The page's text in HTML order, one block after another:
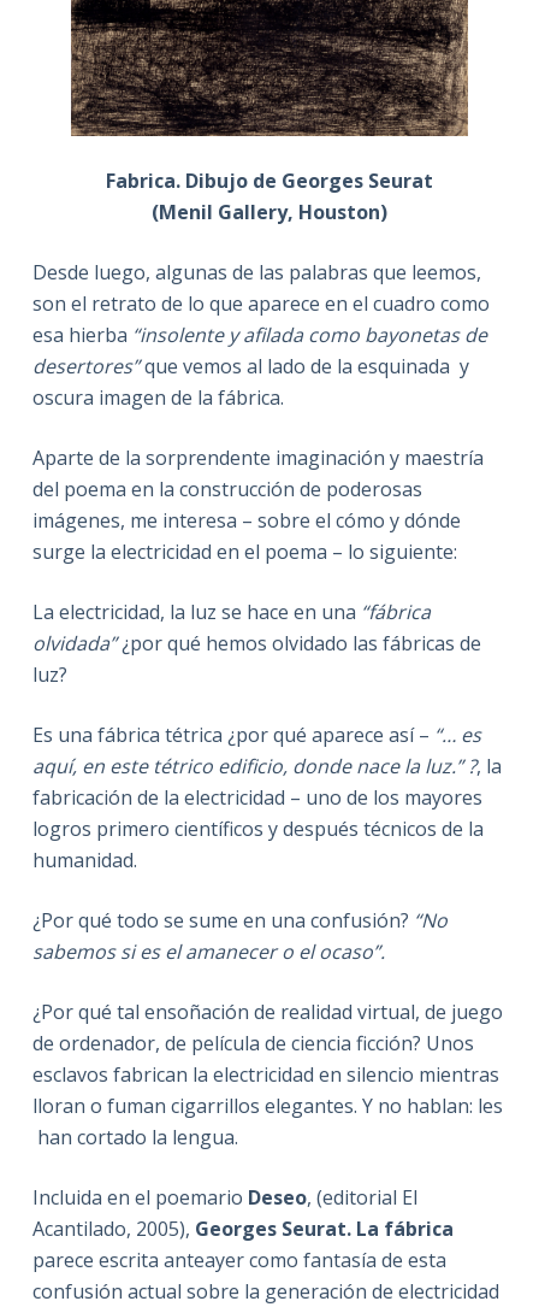
Fabrica. Dibujo de Georges Seurat
(Menil Gallery, Houston)
Desde luego, algunas de las palabras que leemos,
son el retrato de lo que aparece en el cuadro como
esa hierba “insolente y afilada como bayonetas de
desertores”que vemos al lado de la esquinada y
oscura imagen de la fábrica.
Aparte de la sorprendente imaginación y maestría
del poema en la construcción de poderosas
imágenes, me interesa – sobre el cómo y dónde
surge la electricidad en el poema – lo siguiente:
La electricidad, la luz se hace en una “fábrica
olvidada”¿por qué hemos olvidado las fábricas de
luz?
Es una fábrica tétrica ¿por qué aparece así – “… es
aquí, en este tétrico edificio, donde nace la luz.” ?, la
fabricación de la electricidad – uno de los mayores
logros primero científicos y después técnicos de la
humanidad.
¿Por qué todo se sume en una confusión? “No
sabemos si es el amanecer o el ocaso”.
¿Por qué tal ensoñación de realidad virtual, de juego
de ordenador, de película de ciencia ficción? Unos
esclavos fabrican la electricidad en silencio mientras
lloran o fuman cigarrillos elegantes. Y no hablan: les
han cortado la lengua.
Incluida en el poemario Deseo, (editorial El
Acantilado, 2005), Georges Seurat. La fábrica
parece escrita anteayer como fantasía de esta
confusión actual sobre la generación de electricidad